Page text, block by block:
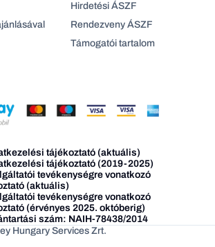
Hirdetési ÁSZF
Rendezveny ÁSZF
Támogatói tartalom
tájékoztató (aktuális)
tájékoztató (2019-2025)
tevékenységre vonatkozó
(aktuális)
tevékenységre vonatkozó
(érvényes 2025. októberig)
szám: NAIH-78438/2014
Hungary Services Zrt.